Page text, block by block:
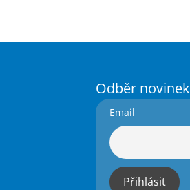
Odběr novinek
Email